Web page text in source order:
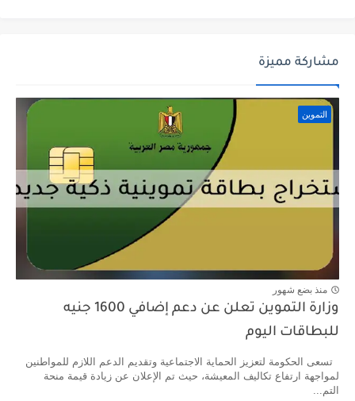
مشاركة مميزة
التموين
منذ بضع شهور
وزارة التموين تعلن عن دعم إضافي 1600 جنيه
للبطاقات اليوم
تسعى الحكومة لتعزيز الحماية الاجتماعية وتقديم الدعم اللازم للمواطنين
لمواجهة ارتفاع تكاليف المعيشة، حيث تم الإعلان عن زيادة قيمة منحة
التم...